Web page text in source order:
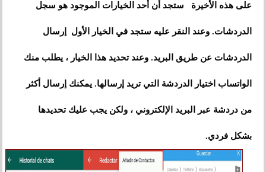
على هذه الأخيرة ستجد أن أحد الخيارات الموجود هو سجل
الدردشات. وعند النقر عليه ستجد في الخيار الأول إرسال
الدردشات عن طريق البريد. وعند تحديد هذا الخيار ، يطلب منك
الواتساب اختيار الدردشة التي تريد إرسالها. يمكنك إرسال أكثر
من دردشة عبر البريد الإلكتروني ، ولكن يجب عليك تحديدها
بشكل فردي.